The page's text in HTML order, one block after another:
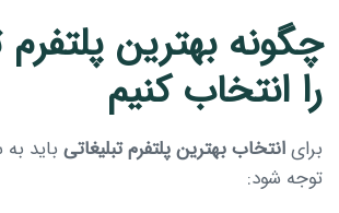
چگونه بهترین پلتفرم
را انتخاب کنیم
برایانتخاب بهترین پلتفرم تبلیغاتی باید
توجه شود: